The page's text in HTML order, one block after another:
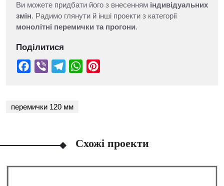
Ви можете придбати його з внесенням індивідуальних
змін. Радимо глянути й інші проекти з категорії
монолітні перемички та прогони.
Поділитися
перемички 120 мм
Схожі проекти